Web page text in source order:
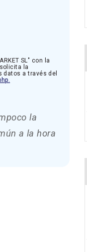
SL" con la
la
a través del
la
a la hora